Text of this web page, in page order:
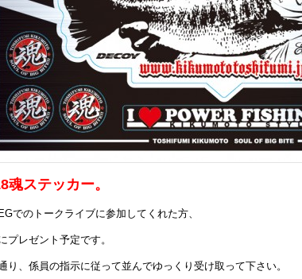
魂ステッカー。
でのトークライブに参加してくれた方、
プレゼント予定です。
り、係員の指示に従って並んでゆっくり受け取って下さい。